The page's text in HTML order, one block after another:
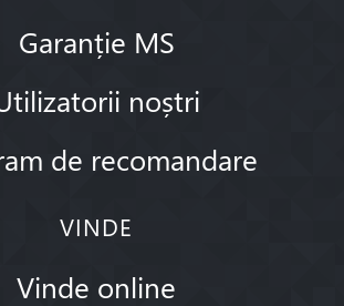
Garanție MS
noștri
de recomandare
VINDE
Vinde online